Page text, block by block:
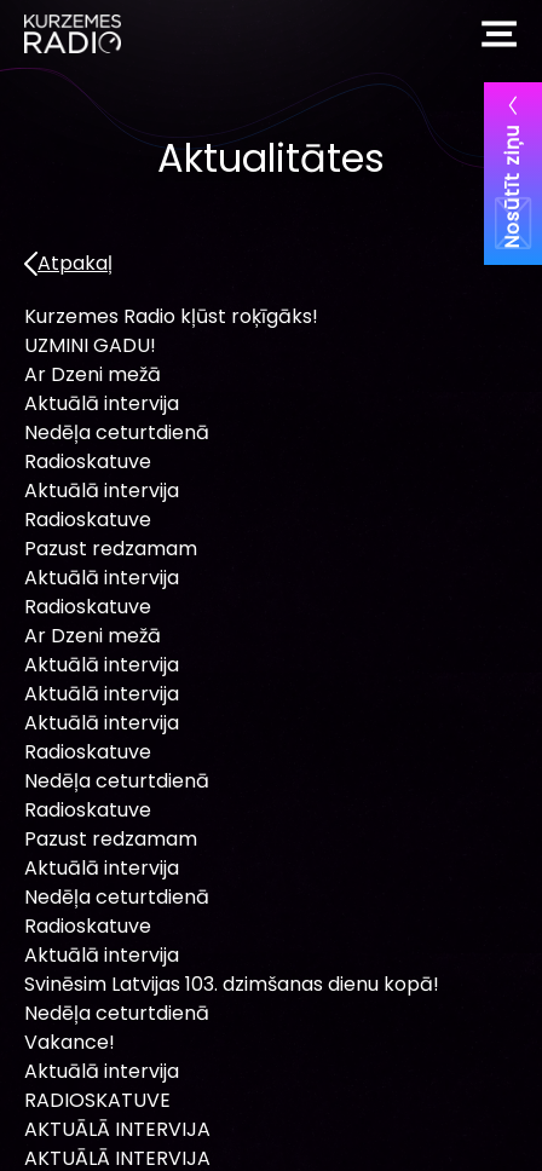
Nosūtīt ziņu
Aktualitātes
Atpakaļ
Kurzemes Radio kļūst roķīgāks!
UZMINI GADU!
Ar Dzeni mežā
Aktuālā intervija
Nedēļa ceturtdienā
Radioskatuve
Aktuālā intervija
Radioskatuve
Pazust redzamam
Aktuālā intervija
Radioskatuve
Ar Dzeni mežā
Aktuālā intervija
Aktuālā intervija
Aktuālā intervija
Radioskatuve
Nedēļa ceturtdienā
Radioskatuve
Pazust redzamam
Aktuālā intervija
Nedēļa ceturtdienā
Radioskatuve
Aktuālā intervija
Svinēsim Latvijas 103. dzimšanas dienu kopā!
Nedēļa ceturtdienā
Vakance!
Aktuālā intervija
RADIOSKATUVE
AKTUĀLĀ INTERVIJA
AKTUĀLĀ INTERVIJA